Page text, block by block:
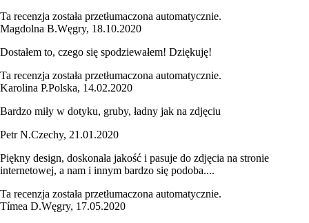
Ta recenzja została przetłumaczona automatycznie.
Magdolna B.Węgry, 18.10.2020
Dostałem to, czego się spodziewałem! Dziękuję!
Ta recenzja została przetłumaczona automatycznie.
Karolina P.Polska, 14.02.2020
Bardzo miły w dotyku, gruby, ładny jak na zdjęciu
Petr N.Czechy, 21.01.2020
Piękny design, doskonała jakość i pasuje do zdjęcia na stronie
internetowej, a nam i innym bardzo się podoba....
Ta recenzja została przetłumaczona automatycznie.
Tímea D.Węgry, 17.05.2020